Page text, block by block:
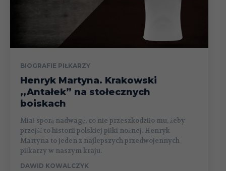
BIOGRAFIE PIŁKARZY
Henryk Martyna. Krakowski
,,Antałek” na stołecznych
boiskach
Miał sporą nadwagę, co nie przeszkodziło mu, żeby
przejść to historii polskiej piłki nożnej. Henryk
Martyna to jeden z najlepszych przedwojennych
piłkarzy w naszym kraju.
DAWID KOWALCZYK